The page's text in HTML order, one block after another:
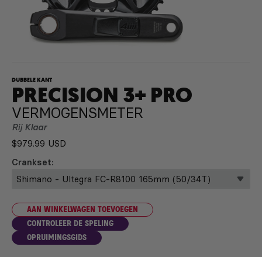
DUBBELE KANT
PRECISION 3+ PRO
VERMOGENSMETER
Rij Klaar
$979.99 USD
Crankset
AAN WINKELWAGEN TOEVOEGEN
CONTROLEER DE SPELING
OPRUIMINGSGIDS